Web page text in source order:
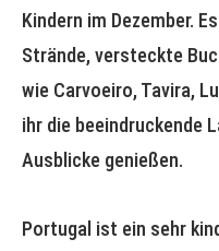
Kindern im Dezember.
Strände, versteckte
wie Carvoeiro, Tavira,
ihr die beeindruckende
Ausblicke genießen.
Portugal ist ein sehr